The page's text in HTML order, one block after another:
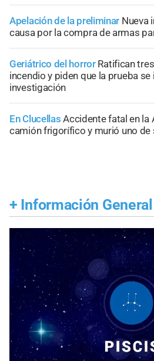
Apelación de la preliminar Nueva
causa por la compra de armas
Geriátrico del horror Ratifican
incendio y piden que la prueba
investigación
En Clucellas Accidente fatal en la
camión frigorífico y murió uno de
+ Información General